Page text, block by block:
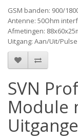
GSM banden: 900/
Antenne: 50Ohm
Afmetingen:
Uitgang: Aan/Uit/Pulse
SVN
Module